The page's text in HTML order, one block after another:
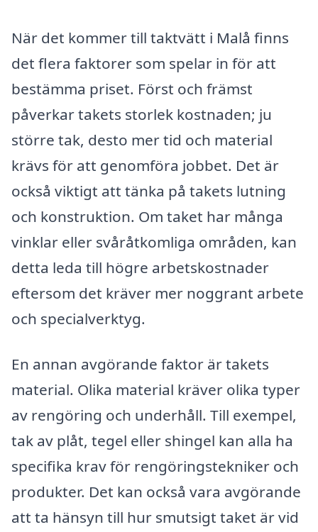
När det kommer till taktvätt i Malå finns
det flera faktorer som spelar in för att
bestämma priset. Först och främst
påverkar takets storlek kostnaden; ju
större tak, desto mer tid och material
krävs för att genomföra jobbet. Det är
också viktigt att tänka på takets lutning
och konstruktion. Om taket har många
vinklar eller svåråtkomliga områden, kan
detta leda till högre arbetskostnader
eftersom det kräver mer noggrant arbete
och specialverktyg.
En annan avgörande faktor är takets
material. Olika material kräver olika typer
av rengöring och underhåll. Till exempel,
tak av plåt, tegel eller shingel kan alla ha
specifika krav för rengöringstekniker och
produkter. Det kan också vara avgörande
att ta hänsyn till hur smutsigt taket är vid